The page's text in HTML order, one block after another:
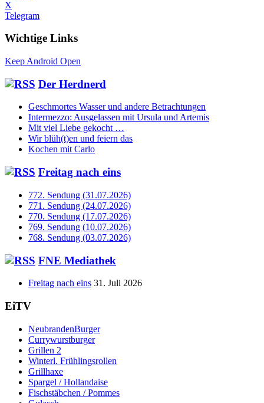
X
Telegram
Wichtige Links
Keep Android Open
Der Herdnerd
Geschmortes Wasser und andere Betrachtungen
Intermezzo: Ausgelassen mit Ursula und Artemis
Mit viel Liebe gekocht …
Wir blüh(t)en und feiern das
Kochen mit Carlo
Freitag nach eins
772. Sendung (31.07.2026)
771. Sendung (24.07.2026)
770. Sendung (17.07.2026)
769. Sendung (10.07.2026)
768. Sendung (03.07.2026)
FNE Mediathek
Freitag nach eins 31. Juli 2026
EiTV
NeubrandenBurger
Currywurstburger
Grillen 2
Winterl. Frühlingsrollen
Grillhaxe
Spargel / Hollandaise
Fischstäbchen / Pommes